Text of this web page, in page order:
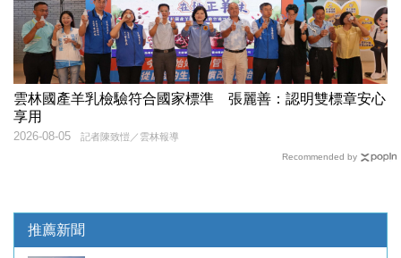
雲林國產羊乳檢驗符合國家標準 張麗善：認明雙標章安心
享用
記者陳致愷／雲林報導
2026-08-05
Recommended by
推薦新聞